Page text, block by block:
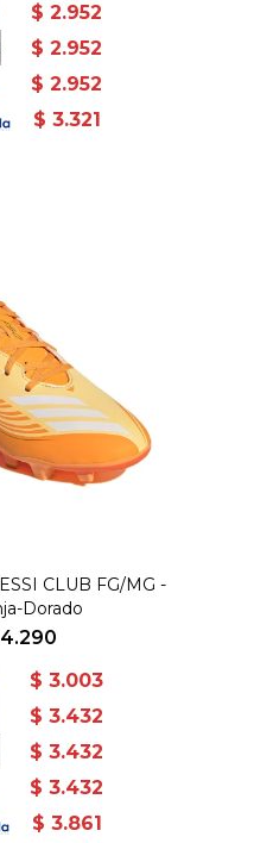
$ 2.952
$ 2.952
$ 2.952
$ 3.321
CLUB FG/MG -
Dorado
4.290
$ 3.003
$ 3.432
$ 3.432
$ 3.432
$ 3.861